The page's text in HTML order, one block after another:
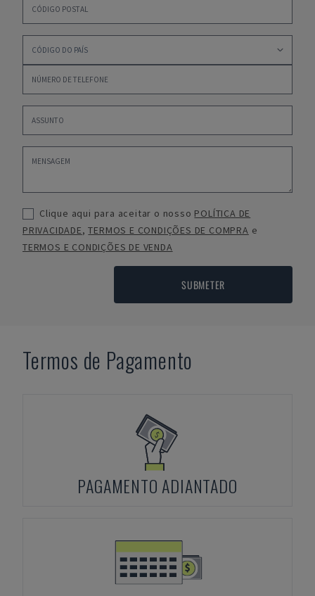
Clique aqui para aceitar o nosso POLÍTICA DE
PRIVACIDADE,TERMOS E CONDIÇÕES DE COMPRA e
TERMOS E CONDIÇÕES DE VENDA
SUBMETER
Termos de Pagamento
PAGAMENTO ADIANTADO